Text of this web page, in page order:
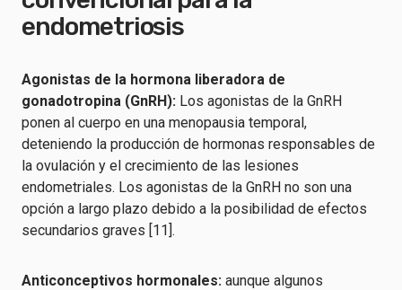
endometriosis
Agonistas de la hormona liberadora de
gonadotropina (GnRH): Los agonistas de la GnRH
ponen al cuerpo en una menopausia temporal,
deteniendo la producción de hormonas responsables de
la ovulación y el crecimiento de las lesiones
endometriales. Los agonistas de la GnRH no son una
opción a largo plazo debido a la posibilidad de efectos
secundarios graves [11].
Anticonceptivos hormonales: aunque algunos